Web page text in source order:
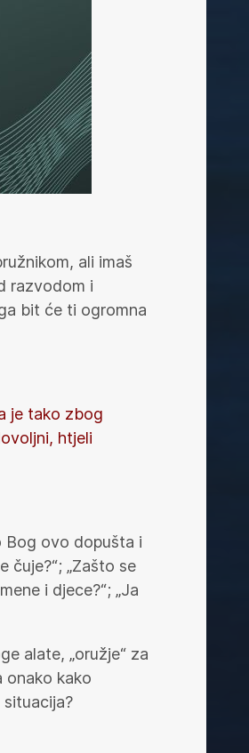
ali imaš
razvodom i
bit će ti ogromna
je tako zbog
htjeli
Bog ovo dopušta i
čuje?“; „Zašto se
i djece?“; „Ja
alate, „oružje“ za
onako kako